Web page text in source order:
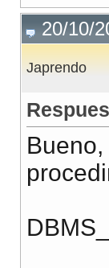
20/10/
Japrendo